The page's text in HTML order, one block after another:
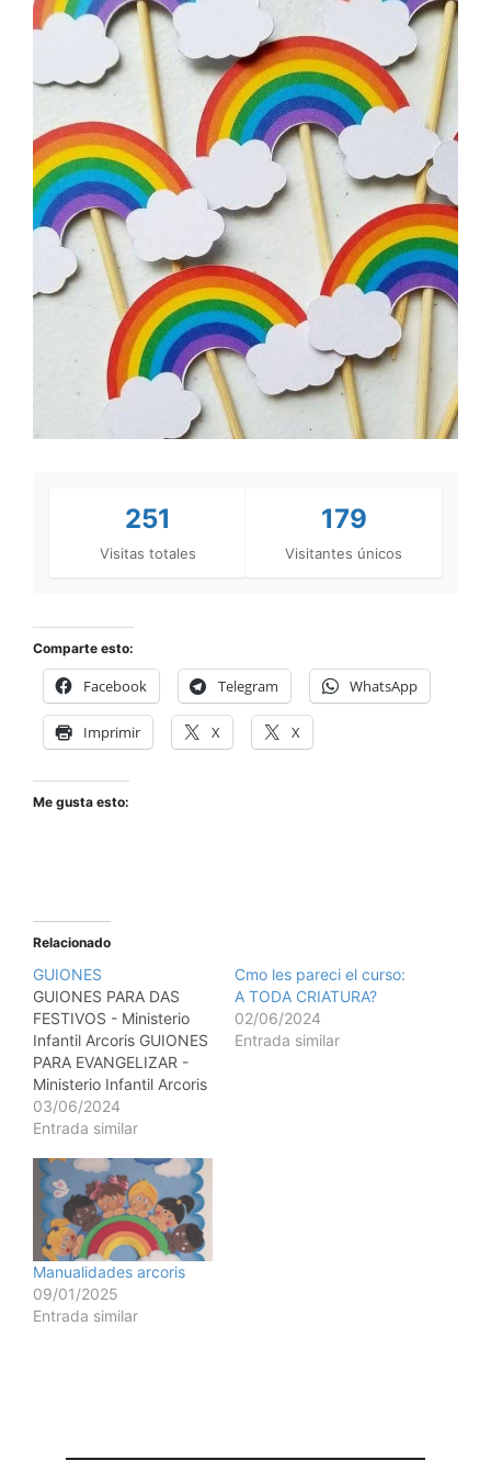
251
Visitas totales
179
Visitantes únicos
Comparte esto:
Facebook Telegram WhatsApp
Imprimir X X
Me gusta esto:
Relacionado
GUIONES
GUIONES PARA DAS
FESTIVOS - Ministerio
Infantil Arcoris GUIONES
PARA EVANGELIZAR -
Ministerio Infantil Arcoris
GUIONES PARA LA
IGLESIA - Ministerio
PARA TEATRO -
Ministerio Infantil Arcoris
GUIONES PARA TTERES
- Ministerio Infantil
Arcoris MANUAL DE
MIMOS Y PANTOMIMA
CRISTIANOS - Ministerio
Infantil Arcoris Mini
03/06/2024
Entrada similar
Cmo les pareci el curso:
A TODA CRIATURA?
02/06/2024
Entrada similar
Manualidades arcoris
09/01/2025
Entrada similar